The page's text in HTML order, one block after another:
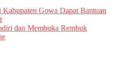
Gowa Dapat Bantuan
dan Membuka Rembuk